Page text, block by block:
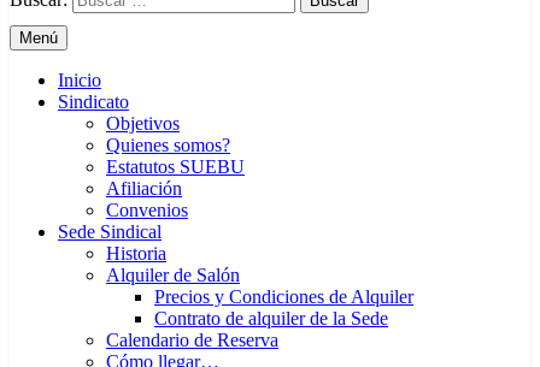
Menú
Inicio
Sindicato
Objetivos
Quienes somos?
Estatutos SUEBU
Afiliación
Convenios
Sede Sindical
Historia
Alquiler de Salón
Precios y Condiciones de Alquiler
Contrato de alquiler de la Sede
Calendario de Reserva
Cómo llegar…